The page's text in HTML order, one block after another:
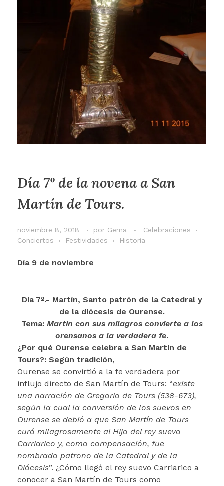
Día 7º de la novena a San
Martín de Tours.
noviembre 8, 2018 por Gema
Celebraciones
Conciertos
Festividades Historia
Día 9 de noviembre
Día 7º.- Martín, Santo patrón de la Catedral y
de la diócesis de Ourense.
Tema: Martín con sus milagros convierte a los
orensanos a la verdadera fe.
¿Por qué Ourense celebra a San Martín de
Tours?: Según tradición,
Ourense se convirtió a la fe verdadera por
influjo directo de San Martín de Tours: “existe
una narración de Gregorio de Tours (538-673),
según la cual la conversión de los suevos en
Ourense se debió a que San Martín de Tours
curó milagrosamente al Hijo del rey suevo
Carriarico y, como compensación, fue
nombrado patrono de la Catedral y de la
Diócesis”. ¿Cómo llegó el rey suevo Carriarico a
conocer a San Martín de Tours como